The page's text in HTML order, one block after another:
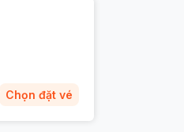
Chọn đặt vé